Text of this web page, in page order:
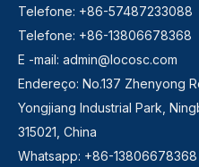
Telefone: +86-57487233088
Telefone: +86-13806678368
E -mail: admin@locosc.com
Endereço: No.137 Zhenyong
Yongjiang Industrial Park,
315021, China
Whatsapp: +86-13806678368